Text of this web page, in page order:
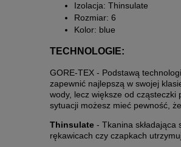
Izolacja: Thinsulate
Rozmiar: 6
Kolor: blue
TECHNOLOGIE:
GORE-TEX - Podstawą
zapewnić najlepszą w swojej
wody, lecz większe od
sytuacji możesz mieć pewność,
Thinsulate - Tkanina składająca
rękawicach czy czapkach